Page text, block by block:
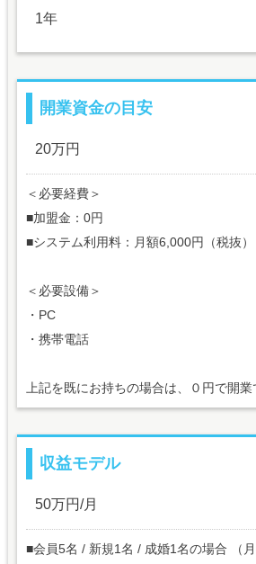
1年
開業資金の目安
20万円
＜必要経費＞
■加盟金：0円
■システム利用料：月額6,000円（税抜）
＜必要設備＞
・PC
・携帯電話
上記を既にお持ちの場合は、０円で開業
収益モデル
50万円/月
■会員5名 / 新規1名 / 成婚1名の場合 （月